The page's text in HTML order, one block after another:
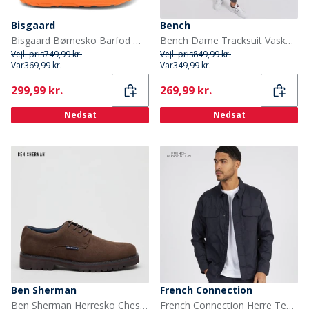
Bisgaard
Bisgaard Børnesko Barfod Morten Orange
Vejl. pris749,99 kr.
Var369,99 kr.
Current
299,99 kr.
Nedsat
Bench
Bench Dame Tracksuit Vasket Antracit
Vejl. pris849,99 kr.
Var349,99 kr.
Current
269,99 kr.
Nedsat
Ben Sherman
Ben Sherman Herresko Chesterley Derby Brown Imi Suede
French Connection
French Connection Herre Teknisk Overskjorte Marine